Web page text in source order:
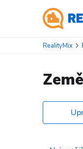
RealityMix